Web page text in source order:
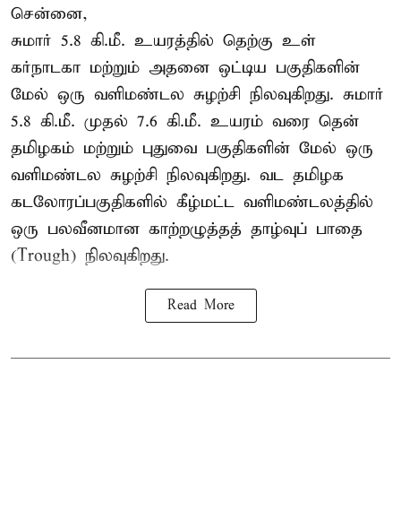
சென்னை,
சுமார் 5.8 கி.மீ. உயரத்தில் தெற்கு உள்
கர்நாடகா மற்றும் அதனை ஒட்டிய பகுதிகளின்
மேல் ஒரு வளிமண்டல சுழற்சி நிலவுகிறது. சுமார்
5.8 கி.மீ. முதல் 7.6 கி.மீ. உயரம் வரை தென்
தமிழகம் மற்றும் புதுவை பகுதிகளின் மேல் ஒரு
வளிமண்டல சுழற்சி நிலவுகிறது. வட தமிழக
கடலோரப்பகுதிகளில் கீழ்மட்ட வளிமண்டலத்தில்
ஒரு பலவீனமான காற்றழுத்தத் தாழ்வுப் பாதை
(Trough) நிலவுகிறது.
Read More